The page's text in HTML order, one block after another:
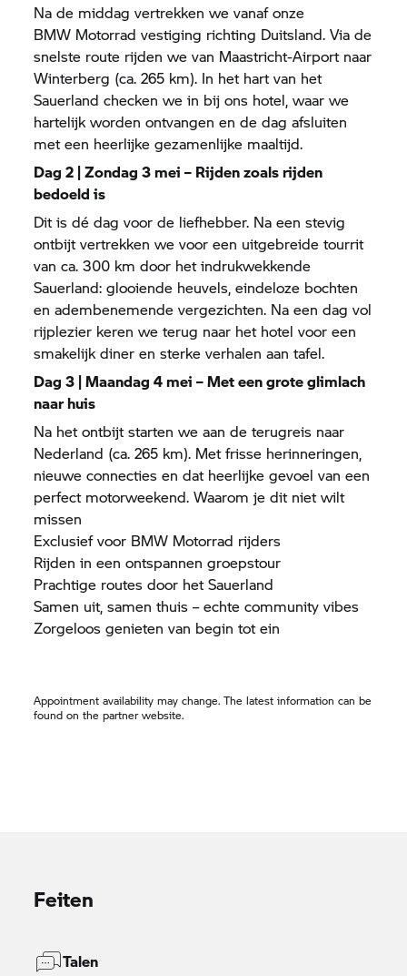
Na de middag vertrekken we vanaf onze
BMW Motorrad vestiging richting Duitsland. Via de
snelste route rijden we van Maastricht-Airport naar
Winterberg (ca. 265 km). In het hart van het
Sauerland checken we in bij ons hotel, waar we
hartelijk worden ontvangen en de dag afsluiten
met een heerlijke gezamenlijke maaltijd.
Dag 2 | Zondag 3 mei – Rijden zoals rijden
bedoeld is
Dit is dé dag voor de liefhebber. Na een stevig
ontbijt vertrekken we voor een uitgebreide tourrit
van ca. 300 km door het indrukwekkende
Sauerland: glooiende heuvels, eindeloze bochten
en adembenemende vergezichten. Na een dag vol
rijplezier keren we terug naar het hotel voor een
smakelijk diner en sterke verhalen aan tafel.
Dag 3 | Maandag 4 mei – Met een grote glimlach
naar huis
Na het ontbijt starten we aan de terugreis naar
Nederland (ca. 265 km). Met frisse herinneringen,
nieuwe connecties en dat heerlijke gevoel van een
perfect motorweekend. Waarom je dit niet wilt
missen
Exclusief voor BMW Motorrad rijders
Rijden in een ontspannen groepstour
Prachtige routes door het Sauerland
Samen uit, samen thuis – echte community vibes
Zorgeloos genieten van begin tot ein
Appointment availability may change. The latest information can be
found on the partner website.
Feiten
Talen